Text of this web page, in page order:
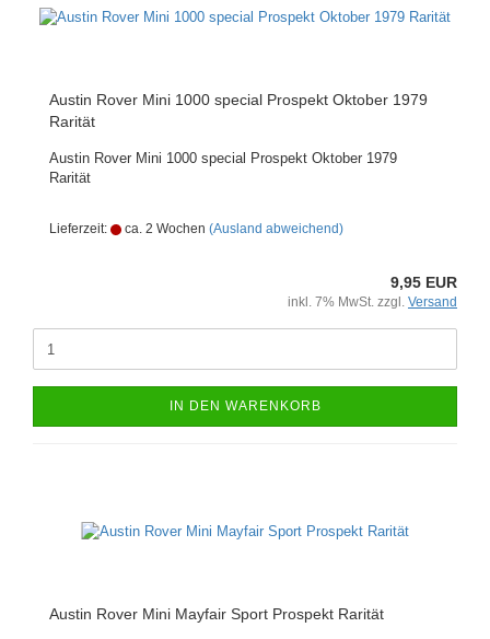
Austin Rover Mini 1000 special Prospekt Oktober 1979
Rarität
Austin Rover Mini 1000 special Prospekt Oktober 1979
Rarität
Lieferzeit: ca. 2 Wochen (Ausland abweichend)
9,95 EUR
inkl. 7% MwSt. zzgl. Versand
IN DEN WARENKORB
Austin Rover Mini Mayfair Sport Prospekt Rarität